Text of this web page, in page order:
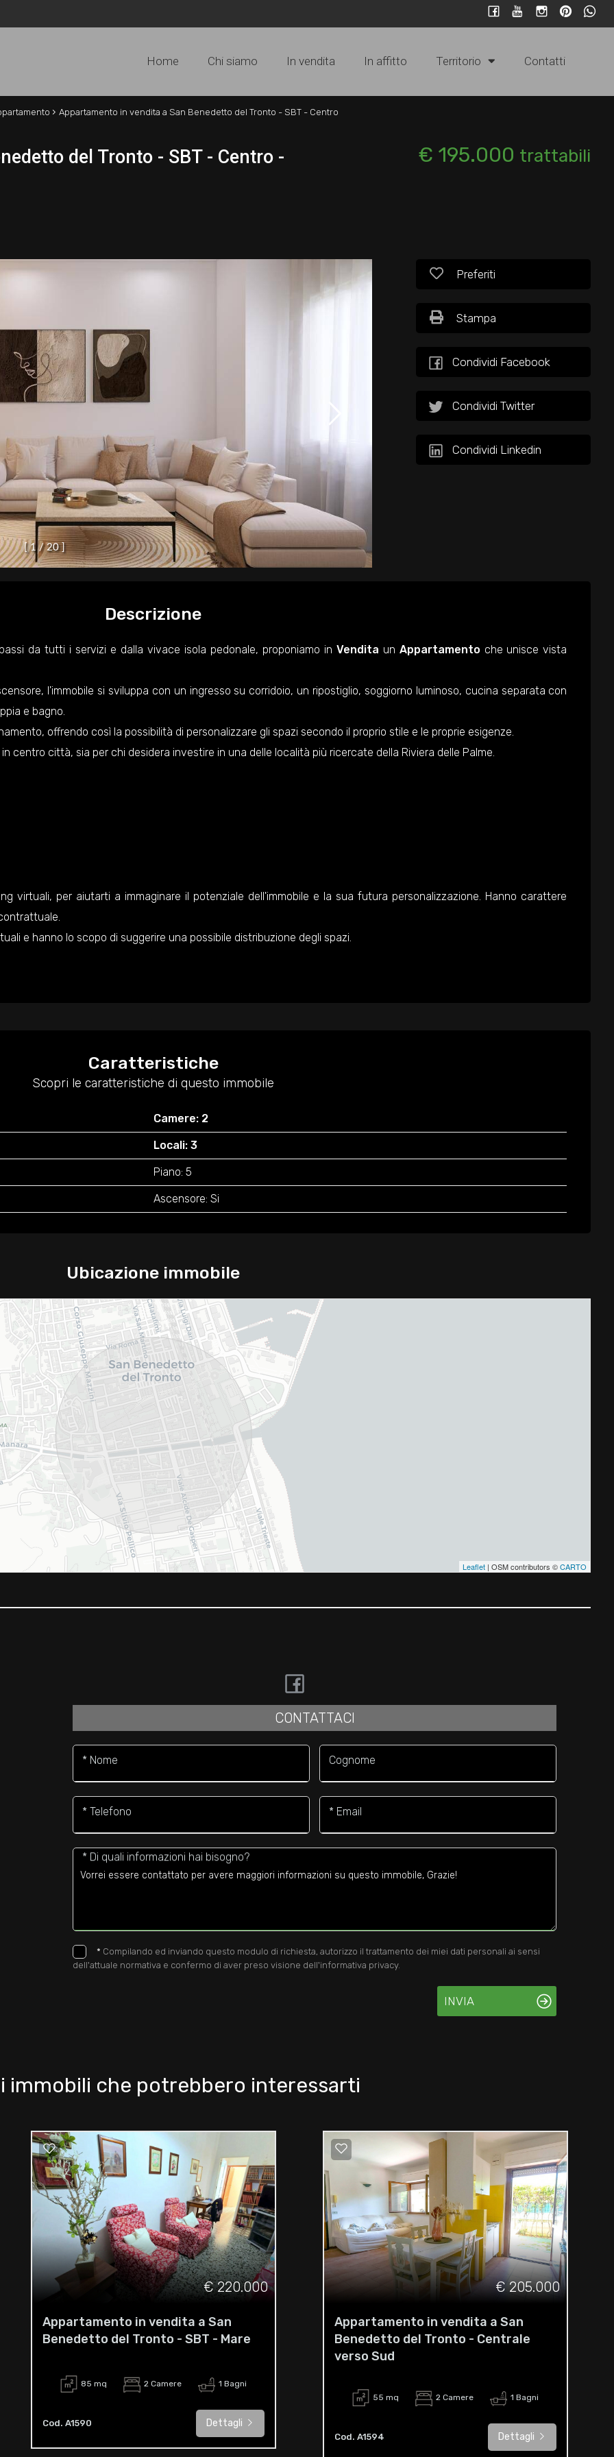
Home Chi siamo In vendita In affitto Territorio Contatti
› Appartamento in vendita a San Benedetto del Tronto - SBT - Centro
del Tronto - SBT - Centro - € 195.000 trattabili
[ 1 / 20 ]
Preferiti
Stampa
Condividi Facebook
Condividi Twitter
Condividi Linkedin
Descrizione
da tutti i servizi e dalla vivace isola pedonale, proponiamo in Vendita un Appartamento che unisce vista
l'immobile si sviluppa con un ingresso su corridoio, un ripostiglio, soggiorno luminoso, cucina separata con
e bagno.
offrendo così la possibilità di personalizzare gli spazi secondo il proprio stile e le proprie esigenze.
centro città, sia per chi desidera investire in una delle località più ricercate della Riviera delle Palme.
virtuali, per aiutarti a immaginare il potenziale dell'immobile e la sua futura personalizzazione. Hanno carattere
e hanno lo scopo di suggerire una possibile distribuzione degli spazi.
Caratteristiche
Scopri le caratteristiche di questo immobile
Camere: 2
Locali: 3
Piano: 5
Ascensore: Si
Ubicazione immobile
Leaflet | OSM contributors ©CARTO
CONTATTACI
* Nome Cognome
* Telefono * Email
* Di quali informazioni hai bisogno?
* Compilando ed inviando questo modulo di richiesta, autorizzo il trattamento dei miei dati personali ai sensi
dell'attuale normativa e confermo di aver preso visione dell'informativa privacy.
INVIA
immobili che potrebbero interessarti
€ 220.000
Appartamento in vendita a San
Benedetto del Tronto - SBT - Mare
85 mq 2 Camere 1 Bagni
Cod. A1590 Dettagli
€ 205.000
Appartamento in vendita a San
Benedetto del Tronto - Centrale
verso Sud
55 mq 2 Camere 1 Bagni
Cod. A1594 Dettagli